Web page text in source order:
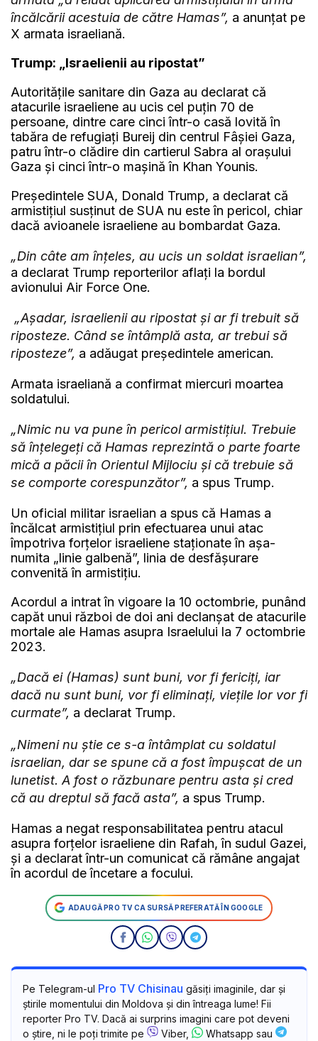
încălcării acestuia de către Hamas”, a anunțat pe
X armata israeliană.
Trump: „Israelienii au ripostat”
Autoritățile sanitare din Gaza au declarat că
atacurile israeliene au ucis cel puțin 70 de
persoane, dintre care cinci într-o casă lovită în
tabăra de refugiați Bureij din centrul Fâșiei Gaza,
patru într-o clădire din cartierul Sabra al orașului
Gaza și cinci într-o mașină în Khan Younis.
Președintele SUA, Donald Trump, a declarat că
armistițiul susținut de SUA nu este în pericol, chiar
dacă avioanele israeliene au bombardat Gaza.
„Din câte am înțeles, au ucis un soldat israelian”,
a declarat Trump reporterilor aflați la bordul
avionului Air Force One.
„Așadar, israelienii au ripostat și ar fi trebuit să
riposteze. Când se întâmplă asta, ar trebui să
riposteze”, a adăugat președintele american.
Armata israeliană a confirmat miercuri moartea
soldatului.
„Nimic nu va pune în pericol armistițiul. Trebuie
să înțelegeți că Hamas reprezintă o parte foarte
mică a păcii în Orientul Mijlociu și că trebuie să
se comporte corespunzător”, a spus Trump.
Un oficial militar israelian a spus că Hamas a
încălcat armistițiul prin efectuarea unui atac
împotriva forțelor israeliene staționate în așa-
numita „linie galbenă”, linia de desfășurare
convenită în armistițiu.
Acordul a intrat în vigoare la 10 octombrie, punând
capăt unui război de doi ani declanșat de atacurile
mortale ale Hamas asupra Israelului la 7 octombrie
2023.
„Dacă ei (Hamas) sunt buni, vor fi fericiți, iar
dacă nu sunt buni, vor fi eliminați, viețile lor vor fi
curmate”, a declarat Trump.
„Nimeni nu știe ce s-a întâmplat cu soldatul
israelian, dar se spune că a fost împușcat de un
lunetist. A fost o răzbunare pentru asta și cred
că au dreptul să facă asta”, a spus Trump.
Hamas a negat responsabilitatea pentru atacul
asupra forțelor israeliene din Rafah, în sudul Gazei,
și a declarat într-un comunicat că rămâne angajat
în acordul de încetare a focului.
ADAUGĂ PRO TV CA SURSĂ PREFERATĂ ÎN GOOGLE
Pe Telegram-ul Pro TV Chisinau găsiți imaginile, dar și
știrile momentului din Moldova și din întreaga lume! Fii
reporter Pro TV. Dacă ai surprins imagini care pot deveni
o știre, ni le poți trimite pe
Viber, Whatsapp sau